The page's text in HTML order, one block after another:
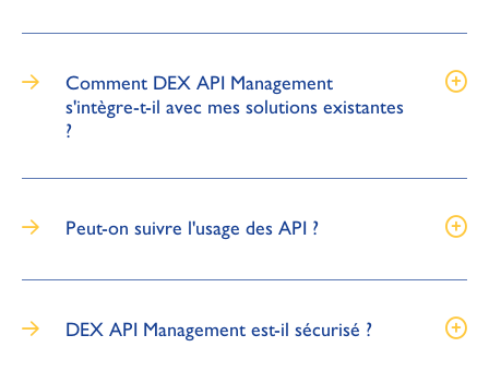
Comment DEX API Management
s'intègre-t-il avec mes solutions existantes
?
Peut-on suivre l'usage des API ?
DEX API Management est-il sécurisé ?